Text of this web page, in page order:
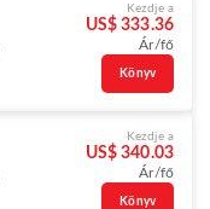
Kezdje a
US$ 333.36
Ár/fő
Könyv
Kezdje a
US$ 340.03
Ár/fő
Könyv